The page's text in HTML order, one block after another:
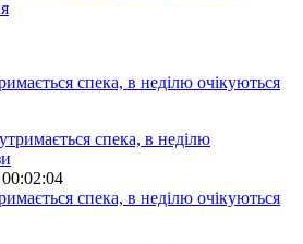
спека, в неділю очікуються
спека, в неділю очікуються